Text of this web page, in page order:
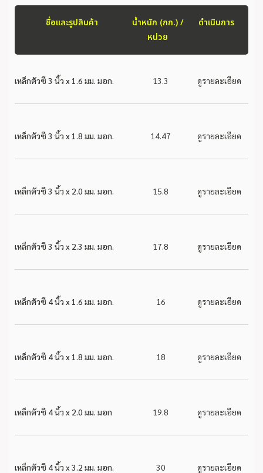
ชื่อและรูปสินค้า
น้ำหนัก (กก.) /
หน่วย
ดำเนินการ
เหล็กตัวซี 3 นิ้ว x 1.6 มม. มอก. 13.3 ดูรายละเอียด
เหล็กตัวซี 3 นิ้ว x 1.8 มม. มอก. 14.47 ดูรายละเอียด
เหล็กตัวซี 3 นิ้ว x 2.0 มม. มอก. 15.8 ดูรายละเอียด
เหล็กตัวซี 3 นิ้ว x 2.3 มม. มอก. 17.8 ดูรายละเอียด
เหล็กตัวซี 4 นิ้ว x 1.6 มม. มอก. 16 ดูรายละเอียด
เหล็กตัวซี 4 นิ้ว x 1.8 มม. มอก. 18 ดูรายละเอียด
เหล็กตัวซี 4 นิ้ว x 2.0 มม. มอก 19.8 ดูรายละเอียด
เหล็กตัวซี 4 นิ้ว x 3.2 มม. มอก. 30 ดูรายละเอียด